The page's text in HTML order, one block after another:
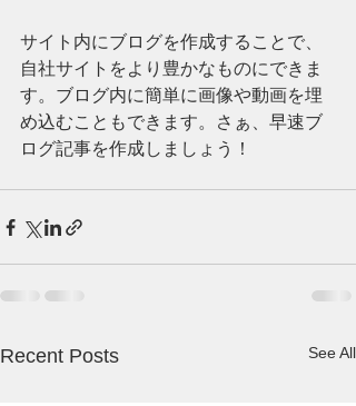
サイト内にブログを作成することで、
自社サイトをより豊かなものにできま
す。ブログ内に簡単に画像や動画を埋
め込むこともできます。さぁ、早速ブ
ログ記事を作成しましょう！
Recent Posts See All